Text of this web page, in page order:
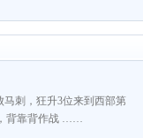
马刺，狂升3位来到西部第
背靠背作战 ……